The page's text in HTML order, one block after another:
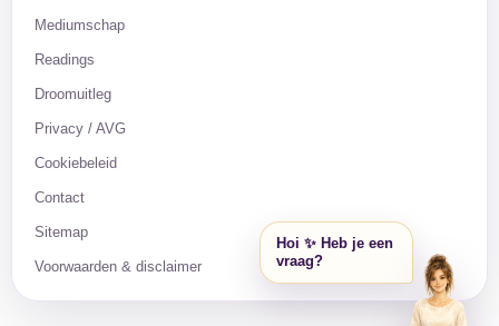
Mediumschap
Readings
Droomuitleg
Privacy / AVG
Cookiebeleid
Contact
Sitemap
Voorwaarden & disclaimer
Hoi ✨ Heb je een
vraag?